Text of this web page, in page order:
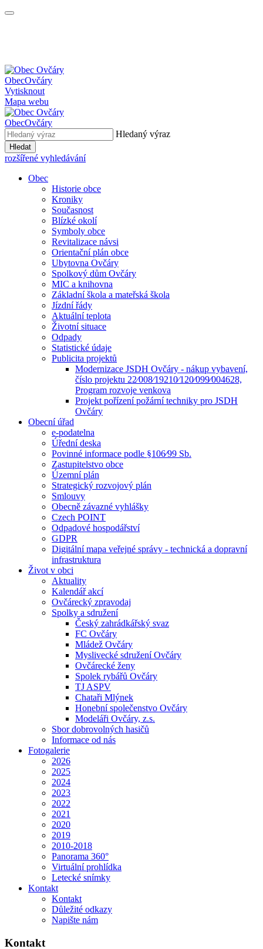
ObecOvčáry
Vytisknout
Mapa webu
ObecOvčáry
Hledaný výraz
Hledat
rozšířené vyhledávání
Obec
Historie obce
Kroniky
Současnost
Blízké okolí
Symboly obce
Revitalizace návsi
Orientační plán obce
Ubytovna Ovčáry
Spolkový dům Ovčáry
MIC a knihovna
Základní škola a mateřská škola
Jízdní řády
Aktuální teplota
Životní situace
Odpady
Statistické údaje
Publicita projektů
Modernizace JSDH Ovčáry - nákup vybavení,
číslo projektu 22⁄008⁄19210⁄120⁄099⁄004628,
Program rozvoje venkova
Projekt pořízení požární techniky pro JSDH
Ovčáry
Obecní úřad
e-podatelna
Úřední deska
Povinné informace podle §106⁄99 Sb.
Zastupitelstvo obce
Územní plán
Strategický rozvojový plán
Smlouvy
Obecně závazné vyhlášky
Czech POINT
Odpadové hospodářství
GDPR
Digitální mapa veřejné správy - technická a dopravní
infrastruktura
Život v obci
Aktuality
Kalendář akcí
Ovčárecký zpravodaj
Spolky a sdružení
Český zahrádkářský svaz
FC Ovčáry
Mládež Ovčáry
Myslivecké sdružení Ovčáry
Ovčárecké ženy
Spolek rybářů Ovčáry
TJ ASPV
Chataři Mlýnek
Honební společenstvo Ovčáry
Modeláři Ovčáry, z.s.
Sbor dobrovolných hasičů
Informace od nás
Fotogalerie
2026
2025
2024
2023
2022
2021
2020
2019
2010-2018
Panorama 360°
Virtuální prohlídka
Letecké snímky
Kontakt
Kontakt
Důležité odkazy
Napište nám
Kontakt